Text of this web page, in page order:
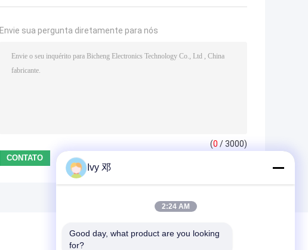
Envie sua pergunta diretamente para nós
(0 / 3000)
Ivy 邓
2:24 AM
Good day, what product are you looking
for?